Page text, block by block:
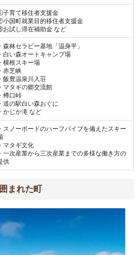
育て移住者支援金
国町就業目的移住者支援金
試し滞在補助金 など
・森林セラピー基地「温身平」
・白い森オートキャンプ場
・横根スキー場
・赤芝峡
・飯豊温泉川入荘
・マタギの郷交流館
・樽口峠
・道の駅白い森おぐに
・かじか滝 など
・スノーボードのハーフパイプを備えたスキー
・マタギ文化
・一次産業から三次産業までの多様な働き方の
供
まれた町